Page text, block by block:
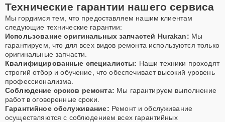
Технические гарантии нашего сервиса
Мы гордимся тем, что предоставляем нашим клиентам
следующие технические гарантии:
Использование оригинальных запчастей Hurakan: Мы
гарантируем, что для всех видов ремонта используются только
оригинальные запчасти.
Квалифицированные специалисты: Наши техники проходят
строгий отбор и обучение, что обеспечивает высокий уровень
профессионализма.
Соблюдение сроков ремонта: Мы гарантируем выполнение
работ в оговоренные сроки.
Гарантийное обслуживание: Ремонт и обслуживание
осуществляются с соблюдением всех гарантийных